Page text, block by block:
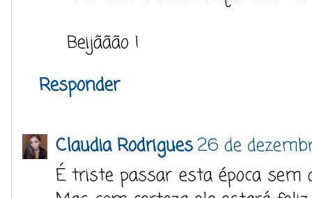
Beijããão !
Responder
Claudia Rodrigues26 de
É triste passar esta época sem